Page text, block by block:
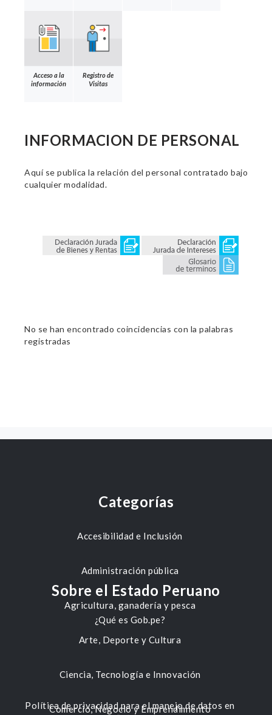
Acceso a la
información
Registro de
Visitas
INFORMACION DE PERSONAL
Aquí se publica la relación del personal contratado bajo
cualquier modalidad.
No se han encontrado coincidencias con la palabras
registradas
Categorías
Accesibilidad e Inclusión
Administración pública
Agricultura, ganadería y pesca
Arte, Deporte y Cultura
Ciencia, Tecnología e Innovación
Comercio, Negocio y Emprendimiento
Sobre el Estado Peruano
¿Qué es Gob.pe?
Política de privacidad para el manejo de datos en